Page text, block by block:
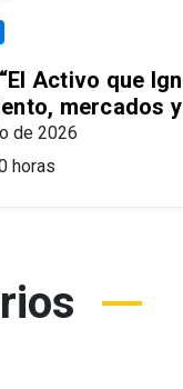
Activo que
mercados
de 2026
horas